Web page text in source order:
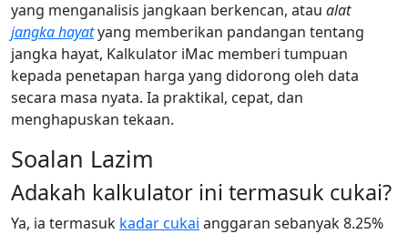
yang menganalisis jangkaan berkencan, atau alat
jangka hayatyang memberikan pandangan tentang
jangka hayat, Kalkulator iMac memberi tumpuan
kepada penetapan harga yang didorong oleh data
secara masa nyata. Ia praktikal, cepat, dan
menghapuskan tekaan.
Soalan Lazim
Adakah kalkulator ini termasuk cukai?
Ya, ia termasuk kadar cukai anggaran sebanyak 8.25%